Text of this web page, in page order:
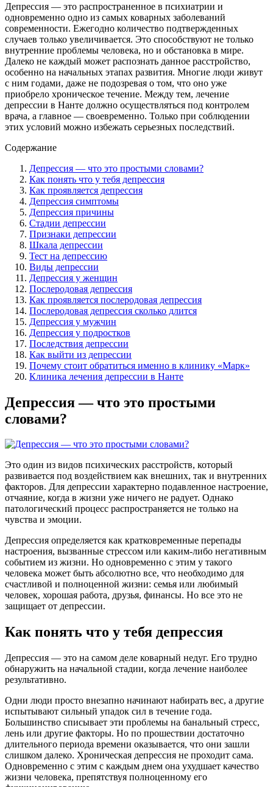
Депрессия — это распространенное в психиатрии и
одновременно одно из самых коварных заболеваний
современности. Ежегодно количество подтвержденных
случаев только увеличивается. Это способствуют не только
внутренние проблемы человека, но и обстановка в мире.
Далеко не каждый может распознать данное расстройство,
особенно на начальных этапах развития. Многие люди живут
с ним годами, даже не подозревая о том, что оно уже
приобрело хроническое течение. Между тем, лечение
депрессии в Нанте должно осуществляться под контролем
врача, а главное — своевременно. Только при соблюдении
этих условий можно избежать серьезных последствий.
Содержание
Депрессия — что это простыми словами?
Как понять что у тебя депрессия
Как проявляется депрессия
Депрессия симптомы
Депрессия причины
Стадии депрессии
Признаки депрессии
Шкала депрессии
Тест на депрессию
Виды депрессии
Депрессия у женщин
Послеродовая депрессия
Как проявляется послеродовая депрессия
Послеродовая депрессия сколько длится
Депрессия у мужчин
Депрессия у подростков
Последствия депрессии
Как выйти из депрессии
Почему стоит обратиться именно в клинику «Марк»
Клиника лечения депрессии в Нанте
Депрессия — что это простыми
словами?
Это один из видов психических расстройств, который
развивается под воздействием как внешних, так и внутренних
факторов. Для депрессии характерно подавленное настроение,
отчаяние, когда в жизни уже ничего не радует. Однако
патологический процесс распространяется не только на
чувства и эмоции.
Депрессия определяется как кратковременные перепады
настроения, вызванные стрессом или каким-либо негативным
событием из жизни. Но одновременно с этим у такого
человека может быть абсолютно все, что необходимо для
счастливой и полноценной жизни: семья или любимый
человек, хорошая работа, друзья, финансы. Но все это не
защищает от депрессии.
Как понять что у тебя депрессия
Депрессия — это на самом деле коварный недуг. Его трудно
обнаружить на начальной стадии, когда лечение наиболее
результативно.
Одни люди просто внезапно начинают набирать вес, а другие
испытывают сильный упадок сил в течение года.
Большинство списывает эти проблемы на банальный стресс,
лень или другие факторы. Но по прошествии достаточно
длительного периода времени оказывается, что они зашли
слишком далеко. Хроническая депрессия не проходит сама.
Одновременно с этим с каждым днем она ухудшает качество
жизни человека, препятствуя полноценному его